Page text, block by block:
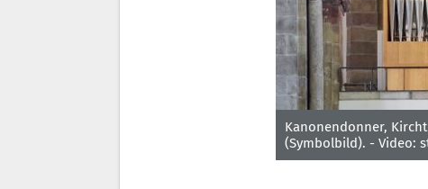
Kanonendonner,
(Symbolbild). - Video: